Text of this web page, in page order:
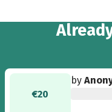
€20
by